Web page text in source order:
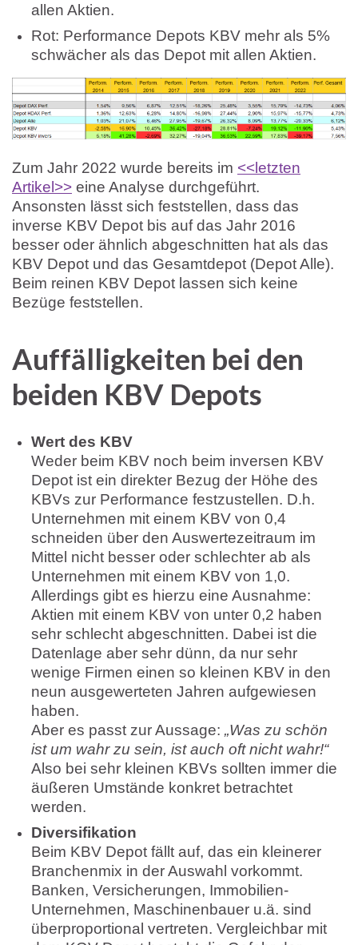
allen Aktien.
Rot: Performance Depots KBV mehr als 5%
schwächer als das Depot mit allen Aktien.
Zum Jahr 2022 wurde bereits im <<letzten
Artikel>> eine Analyse durchgeführt.
Ansonsten lässt sich feststellen, dass das
inverse KBV Depot bis auf das Jahr 2016
besser oder ähnlich abgeschnitten hat als das
KBV Depot und das Gesamtdepot (Depot Alle).
Beim reinen KBV Depot lassen sich keine
Bezüge feststellen.
Auffälligkeiten bei den
beiden KBV Depots
Wert des KBV
Weder beim KBV noch beim inversen KBV
Depot ist ein direkter Bezug der Höhe des
KBVs zur Performance festzustellen. D.h.
Unternehmen mit einem KBV von 0,4
schneiden über den Auswertezeitraum im
Mittel nicht besser oder schlechter ab als
Unternehmen mit einem KBV von 1,0.
Allerdings gibt es hierzu eine Ausnahme:
Aktien mit einem KBV von unter 0,2 haben
sehr schlecht abgeschnitten. Dabei ist die
Datenlage aber sehr dünn, da nur sehr
wenige Firmen einen so kleinen KBV in den
neun ausgewerteten Jahren aufgewiesen
haben.
Aber es passt zur Aussage: „Was zu schön
ist um wahr zu sein, ist auch oft nicht wahr!“
Also bei sehr kleinen KBVs sollten immer die
äußeren Umstände konkret betrachtet
werden.
Diversifikation
Beim KBV Depot fällt auf, das ein kleinerer
Branchenmix in der Auswahl vorkommt.
Banken, Versicherungen, Immobilien-
Unternehmen, Maschinenbauer u.ä. sind
überproportional vertreten. Vergleichbar mit